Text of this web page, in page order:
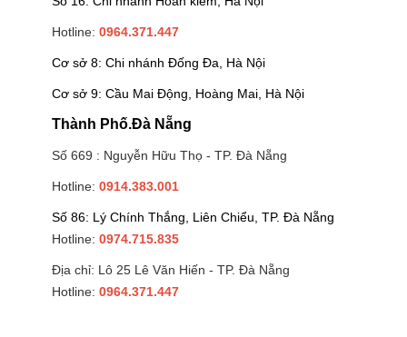
Hotline: 0964.371.447
Cơ sở 8: Chi nhánh Đống Đa, Hà Nội
Cơ sở 9: Cầu Mai Động, Hoàng Mai, Hà Nội
Thành Phố.Đà Nẵng
Số 669 : Nguyễn Hữu Thọ - TP. Đà Nẵng
Hotline: 0914.383.001
Số 86: Lý Chính Thắng, Liên Chiểu, TP. Đà Nẵng
Hotline: 0974.715.835
Địa chỉ: Lô 25 Lê Văn Hiến - TP. Đà Nẵng
Hotline: 0964.371.447